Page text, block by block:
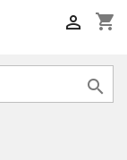
shopping_cart

